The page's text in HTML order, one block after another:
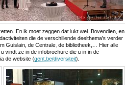
En ik moet zeggen dat lukt wel. Bovendien, en
die de verschillende deelthema’s verder
Guislain, de Centrale, de bibliotheek,… Hier alle
vindt ze in de infobrochure die u in in de
de website (gent.be/diversiteit).